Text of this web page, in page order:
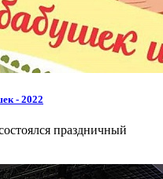
- 2022
праздничный